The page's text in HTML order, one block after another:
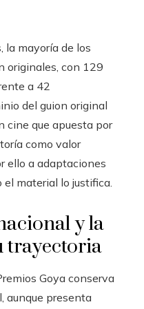
la mayoría de los
originales, con 129
a 42
del guion original
cine que apuesta por
como valor
ello a adaptaciones
material lo justifica.
y la
trayectoria
Goya conserva
aunque presenta